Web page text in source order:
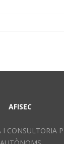
AFISEC
I CONSULTORIA